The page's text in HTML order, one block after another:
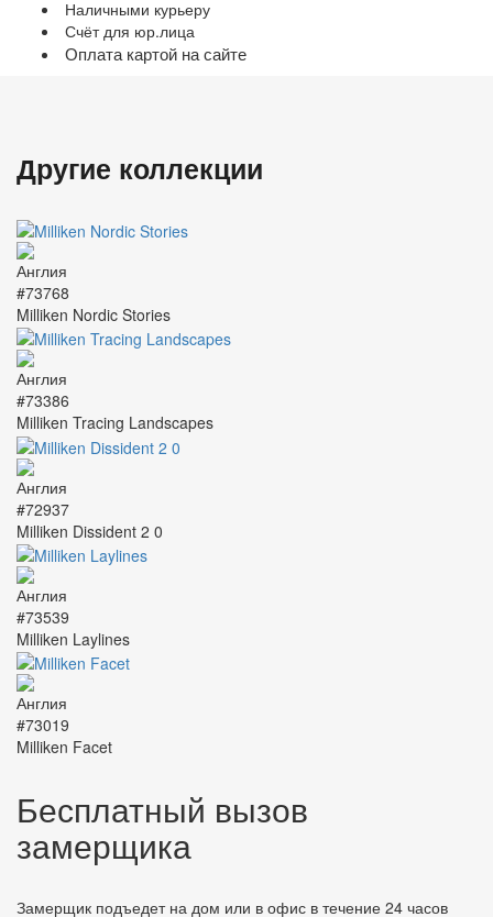
Наличными курьеру
Счёт для юр.лица
Оплата картой на сайте
Другие коллекции
#73768
Milliken Nordic Stories
#73386
Milliken Tracing Landscapes
#72937
Milliken Dissident 2 0
#73539
Milliken Laylines
#73019
Milliken Facet
Бесплатный вызов
замерщика
Замерщик подъедет на дом или в офис в течение 24 часов